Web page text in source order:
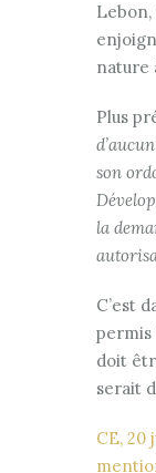
nature
Plus
son
la
C’est
permis
doit
serait
CE, 20